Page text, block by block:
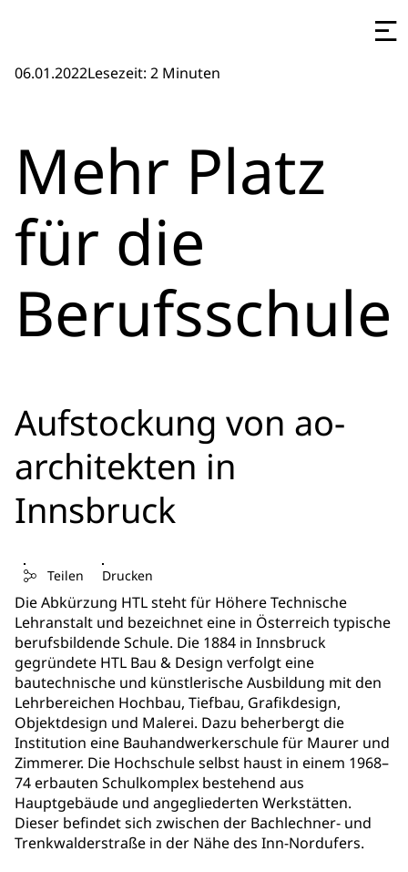
06.01.2022Lesezeit: 2 Minuten
Mehr Platz
für die
Berufsschule
Aufstockung von ao-
architekten in
Innsbruck
Teilen Drucken
Die Abkürzung HTL steht für Höhere Technische
Lehranstalt und bezeichnet eine in Österreich typische
berufsbildende Schule. Die 1884 in Innsbruck
gegründete HTL Bau & Design verfolgt eine
bautechnische und künstlerische Ausbildung mit den
Lehrbereichen Hochbau, Tiefbau, Grafikdesign,
Objektdesign und Malerei. Dazu beherbergt die
Institution eine Bauhandwerkerschule für Maurer und
Zimmerer. Die Hochschule selbst haust in einem 1968–
74 erbauten Schulkomplex bestehend aus
Hauptgebäude und angegliederten Werkstätten.
Dieser befindet sich zwischen der Bachlechner- und
Trenkwalderstraße in der Nähe des Inn-Nordufers.